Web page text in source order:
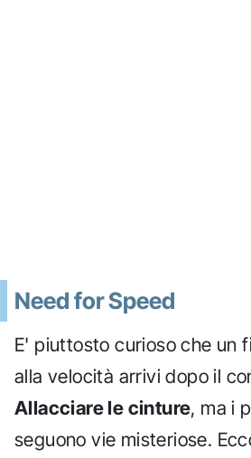
Need for Speed
E' piuttosto curioso che un
alla velocità arrivi dopo il
Allacciare le cinture, ma i
seguono vie misteriose.